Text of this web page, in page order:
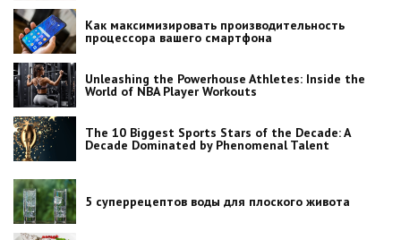
Как максимизировать производительность
процессора вашего смартфона
Unleashing the Powerhouse Athletes: Inside the
World of NBA Player Workouts
The 10 Biggest Sports Stars of the Decade: A
Decade Dominated by Phenomenal Talent
5 суперрецептов воды для плоского живота